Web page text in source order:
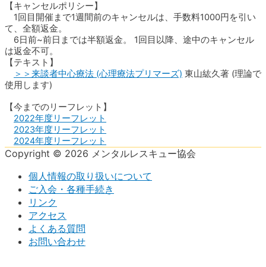
【キャンセルポリシー】
1回目開催まで1週間前のキャンセルは、手数料1000円を引い
て、全額返金。
6日前~前日までは半額返金。 1回目以降、途中のキャンセル
は返金不可。
【テキスト】
＞＞来談者中心療法 (心理療法プリマーズ) 東山紘久著 (理論で
使用します)
【今までのリーフレット】
2022年度リーフレット
2023年度リーフレット
2024年度リーフレット
Copyright © 2026 メンタルレスキュー協会
個人情報の取り扱いについて
ご入会・各種手続き
リンク
アクセス
よくある質問
お問い合わせ